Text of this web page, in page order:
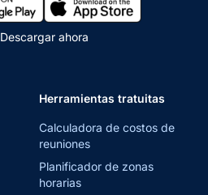
Descargar ahora
Herramientas tratuitas
Calculadora de costos de
reuniones
Planificador de zonas
horarias